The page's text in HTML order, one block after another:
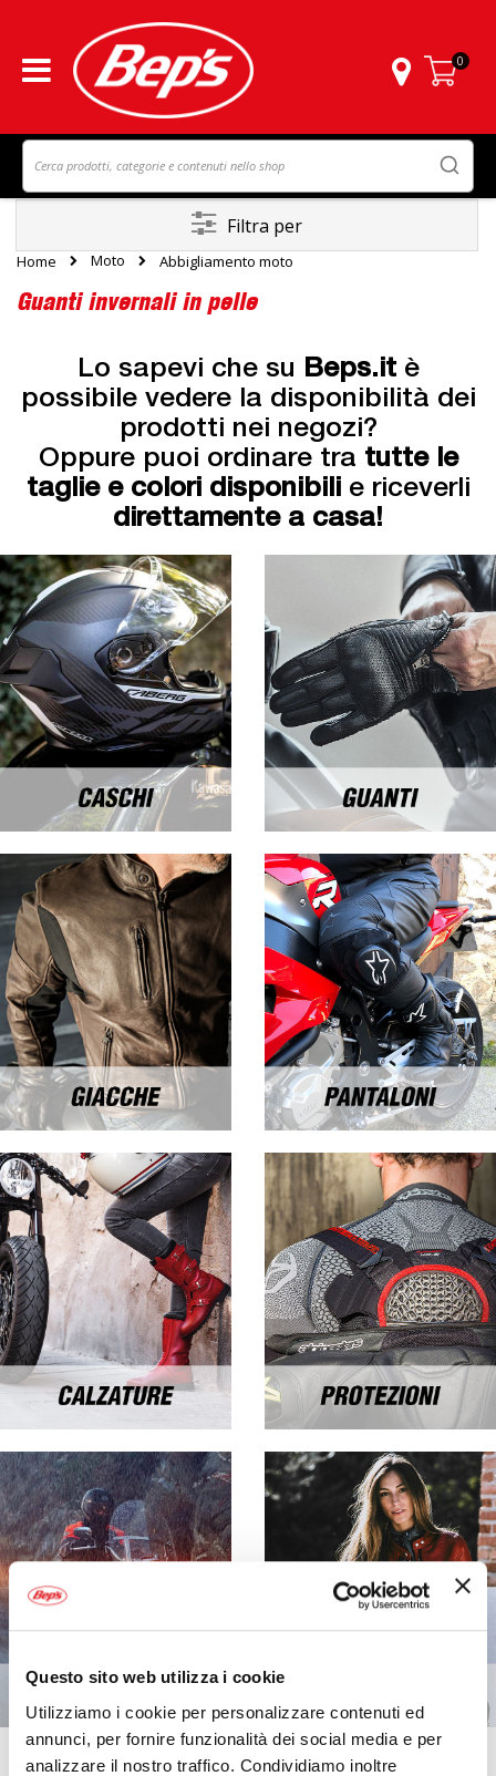
Questo sito web utilizza i cookie
Utilizziamo i cookie per personalizzare contenuti ed
annunci, per fornire funzionalità dei social media e per
analizzare il nostro traffico. Condividiamo inoltre
Carrello
0
Home Moto Abbigliamento moto
Guanti invernali in pelle
Lo sapevi che su Beps.itè
possibile vedere la disponibilità dei
prodotti nei negozi?
Oppure puoi ordinare tra tutte le
taglie e colori disponibilie riceverli
direttamente a casa!
Filtra per